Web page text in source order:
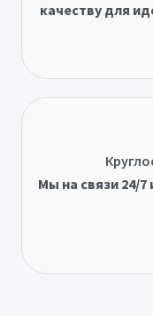
качеству для
Мы на связи 24/